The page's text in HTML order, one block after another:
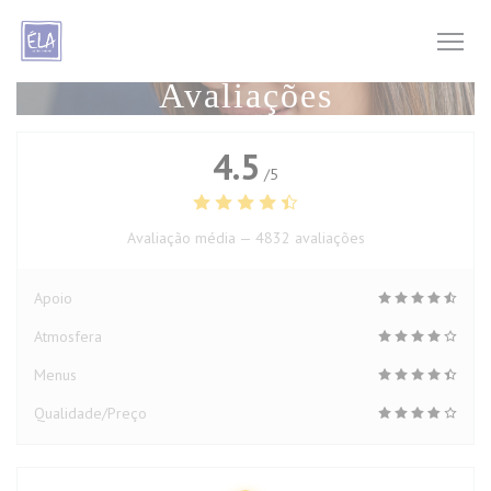
Painel de Gerenciamento de Cookies
Avaliações
4.5 /5
Avaliação média — 4832 avaliações
Apoio
Atmosfera
Menus
Qualidade/Preço